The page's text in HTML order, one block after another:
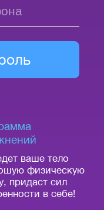
ваше тело
физическую
придаст сил
в себе!